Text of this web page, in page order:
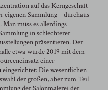
auf das Kerngeschäft
eigenen Sammlung – durchaus
muss es allerdings
in schlechterer
präsentieren. Der
etwa wurde 2019 mit dem
einer
eingerichtet: Die wesentlichen
der großen, aber zum Teil